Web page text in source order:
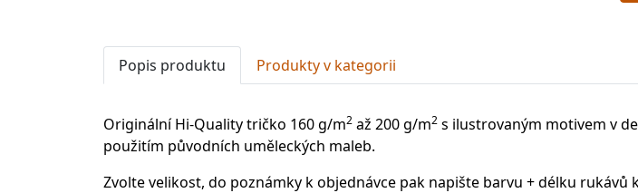
Popis produktu Produkty v kategorii
Originální Hi-Quality tričko 160 g/m2 až 200 g/m2 s ilustrovaným motivem v
použitím původních uměleckých maleb.
Zvolte velikost, do poznámky k objednávce pak napište barvu + délku